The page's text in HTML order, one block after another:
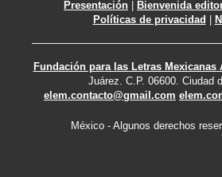
Presentación | Bienvenida
Políticas de privacidad |
Fundación para las Letras Mexicanas
Juárez. C.P. 06600. Ciudad
elem.contacto@gmail.com
México - Algunos derechos